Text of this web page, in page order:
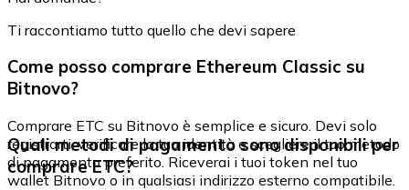
Ti raccontiamo tutto quello che devi sapere
Come posso comprare Ethereum Classic su
Bitnovo?
Comprare ETC su Bitnovo è semplice e sicuro. Devi solo
registrarti, verificare la tua identità e scegliere il tuo metodo
di pagamento preferito. Riceverai i tuoi token nel tuo
wallet Bitnovo o in qualsiasi indirizzo esterno compatibile.
Quali metodi di pagamento sono disponibili per
comprare ETC?